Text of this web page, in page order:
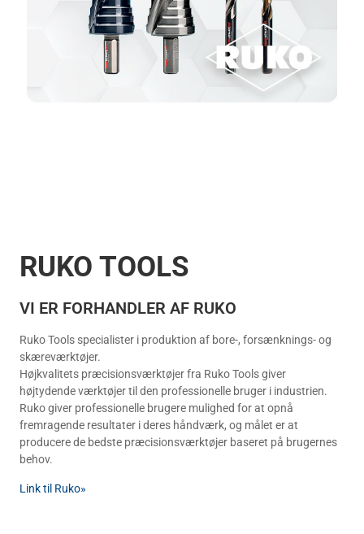
RUKO TOOLS
VI ER FORHANDLER AF RUKO
Ruko Tools specialister i produktion af bore-, forsænknings- og
skæreværktøjer.
Højkvalitets præcisionsværktøjer fra Ruko Tools giver
højtydende værktøjer til den professionelle bruger i industrien.
Ruko giver professionelle brugere mulighed for at opnå
fremragende resultater i deres håndværk, og målet er at
producere de bedste præcisionsværktøjer baseret på brugernes
behov.
Link til Ruko»